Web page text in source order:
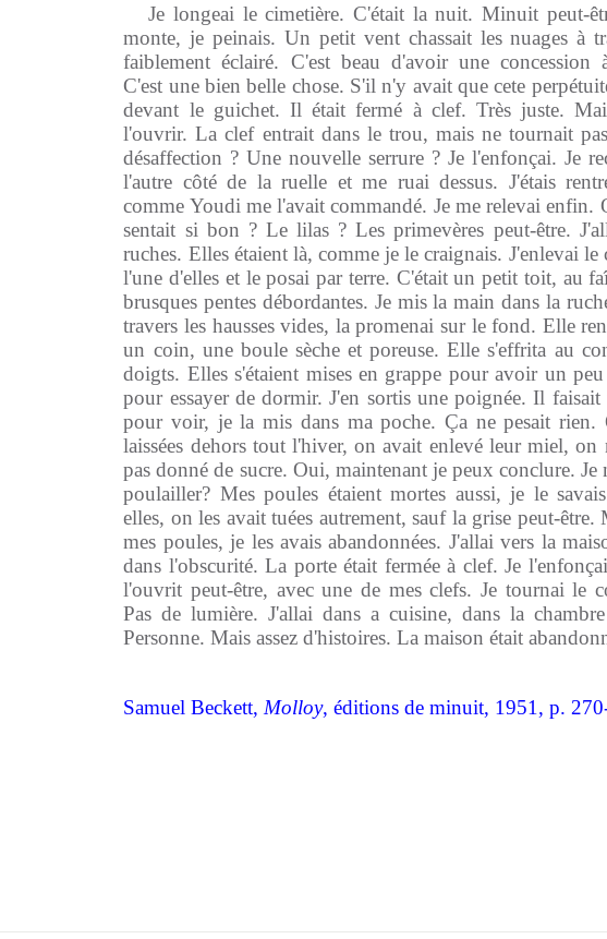
Je longeai le cimetière. C'était la nuit. Minuit peut-
monte, je peinais. Un petit vent chassait les nuages à
faiblement éclairé. C'est beau d'avoir une concession
C'est une bien belle chose. S'il n'y avait que cete
devant le guichet. Il était fermé à clef. Très juste.
l'ouvrir. La clef entrait dans le trou, mais ne tournait
désaffection ? Une nouvelle serrure ? Je l'enfonçai. Je
l'autre côté de la ruelle et me ruai dessus. J'étais
comme Youdi me l'avait commandé. Je me relevai enfin.
sentait si bon ? Le lilas ? Les primevères peut-être.
ruches. Elles étaient là, comme je le craignais. J'enlevai le
l'une d'elles et le posai par terre. C'était un petit toit, au
brusques pentes débordantes. Je mis la main dans la
travers les hausses vides, la promenai sur le fond. Elle
un coin, une boule sèche et poreuse. Elle s'effrita au
doigts. Elles s'étaient mises en grappe pour avoir un
pour essayer de dormir. J'en sortis une poignée. Il
pour voir, je la mis dans ma poche. Ça ne pesait rien.
laissées dehors tout l'hiver, on avait enlevé leur miel, on
pas donné de sucre. Oui, maintenant je peux conclure. Je
poulailler? Mes poules étaient mortes aussi, je le
elles, on les avait tuées autrement, sauf la grise peut-être.
mes poules, je les avais abandonnées. J'allai vers la
dans l'obscurité. La porte était fermée à clef. Je
l'ouvrit peut-être, avec une de mes clefs. Je tournai le
Pas de lumière. J'allai dans a cuisine, dans la
Personne. Mais assez d'histoires. La maison était
Samuel Beckett, Molloy, éditions de minuit, 1951, p.